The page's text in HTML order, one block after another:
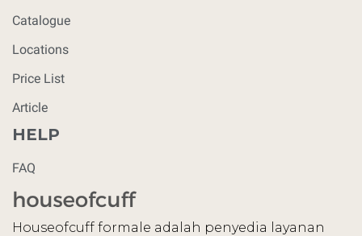
Catalogue
Locations
Price List
Article
HELP
FAQ
Houseofcuff formale adalah penyedia layanan